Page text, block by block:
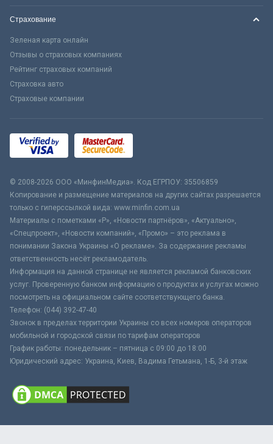
Страхование
Зеленая карта онлайн
Отзывы о страховых компаниях
Рейтинг страховых компаний
Страховка авто
Страховые компании
© 2008-2026 ООО «МинфинМедиа». Код ЕГРПОУ: 35506859
Копирование и размещение материалов на других сайтах разрешается
только с гиперссылкой вида: www.minfin.com.ua
Материалы с пометками «Р», «Новости партнёров», «Актуально»,
«Спецпроект», «Новости компаний», «Промо» – это реклама в
понимании Закона Украины «О рекламе». За содержание рекламы
ответственность несёт рекламодатель.
Информация на данной странице не является рекламой банковских
услуг. Проверенную банком информацию о продуктах и услугах можно
посмотреть на официальном сайте соответствующего банка.
Телефон: (044) 392-47-40
Звонок в пределах территории Украины со всех номеров операторов
мобильной и городской связи по тарифам операторов
График работы: понедельник – пятница с 09:00 до 18:00
Юридический адрес: Украина, Киев, Вадима Гетьмана, 1-Б, 3-й этаж